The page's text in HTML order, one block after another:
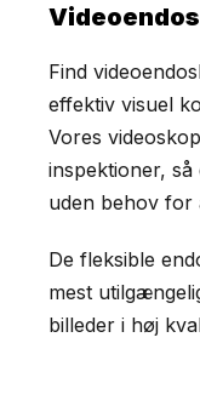
Find
effektiv visuel
Vores
inspektioner,
uden behov for
De fleksible
mest
billeder i høj